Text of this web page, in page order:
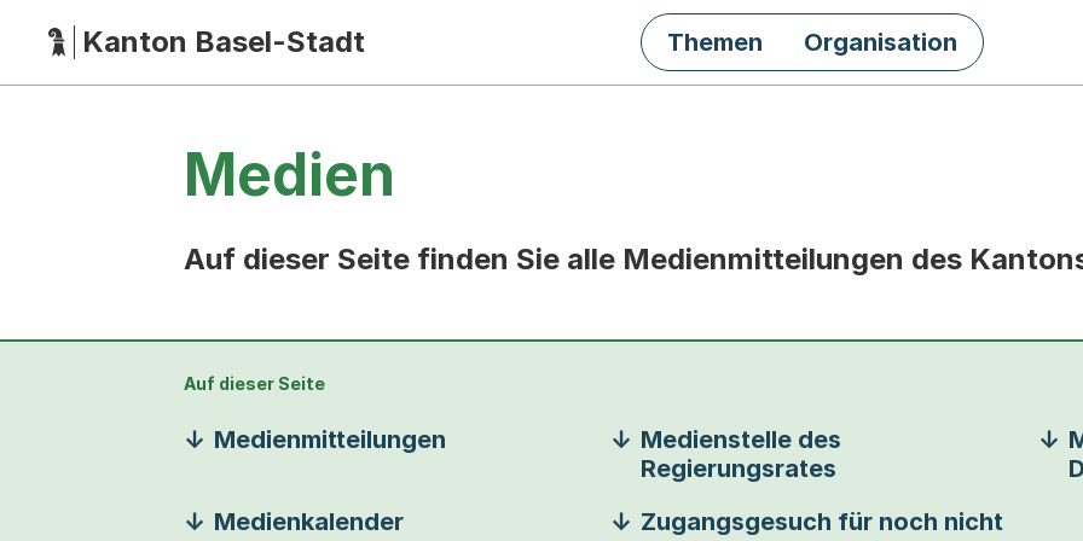
HauptnavigationKanton Basel-Stadt Themen Organisation
Medien
Auf dieser Seite finden Sie alle Medienmitteilungen des
Auf dieser Seite
Medienmitteilungen
Medienstelle des
Regierungsrates
Medienkalender
Zugangsgesuch für noch nicht